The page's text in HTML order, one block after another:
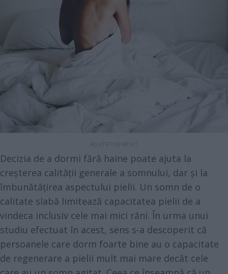
Decizia de a dormi fără haine poate ajuta la
creșterea calității generale a somnului, dar și la
îmbunătățirea aspectului pielii. Un somn de o
calitate slabă limitează capacitatea pielii de a
vindeca inclusiv cele mai mici răni. În urma unui
studiu efectuat în acest, sens s-a descoperit că
persoanele care dorm foarte bine au o capacitate
de regenerare a pielii mult mai mare decât cele